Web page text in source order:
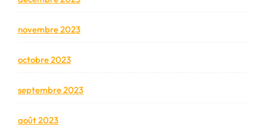
novembre 2023
octobre 2023
septembre 2023
août 2023